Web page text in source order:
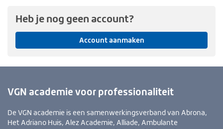
Heb je nog geen account?
Account aanmaken
VGN academie voor professionaliteit
De VGN academie is een samenwerkingsverband van Abrona,
Het Adriano Huis, Alez Academie, Alliade, Ambulante